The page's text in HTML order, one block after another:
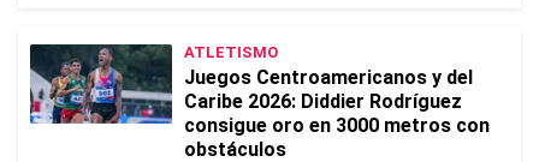
ATLETISMO
Juegos Centroamericanos y del
Caribe 2026: Diddier Rodríguez
consigue oro en 3000 metros con
obstáculos